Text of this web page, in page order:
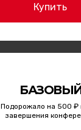
Подорожало на 500 ₽
завершения
Купить